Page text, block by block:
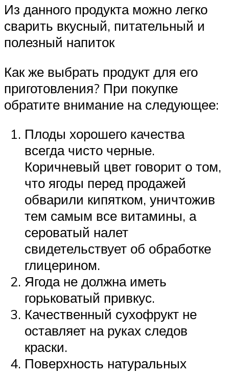
Из данного продукта можно легко
сварить вкусный, питательный и
полезный напиток
Как же выбрать продукт для его
приготовления? При покупке
обратите внимание на следующее:
Плоды хорошего качества
всегда чисто черные.
Коричневый цвет говорит о том,
что ягоды перед продажей
обварили кипятком, уничтожив
тем самым все витамины, а
сероватый налет
свидетельствует об обработке
глицерином.
Ягода не должна иметь
горьковатый привкус.
Качественный сухофрукт не
оставляет на руках следов
краски.
Поверхность натуральных